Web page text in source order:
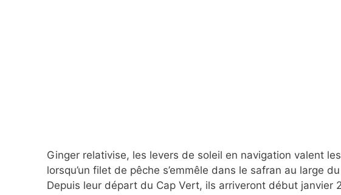
Ginger relativise, les levers de soleil en navigation valent
lorsqu’un filet de pêche s’emmêle dans le safran au large
Depuis leur départ du Cap Vert, ils arriveront début janvier